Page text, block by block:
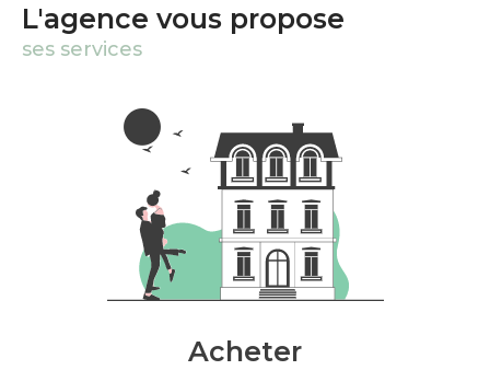
L'agence vous propose
ses services
Acheter